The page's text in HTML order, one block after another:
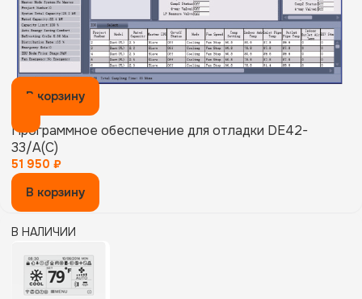
В корзину
Программное обеспечение для отладки DE42-
33/A(C)
51 950 ₽
В корзину
В НАЛИЧИИ